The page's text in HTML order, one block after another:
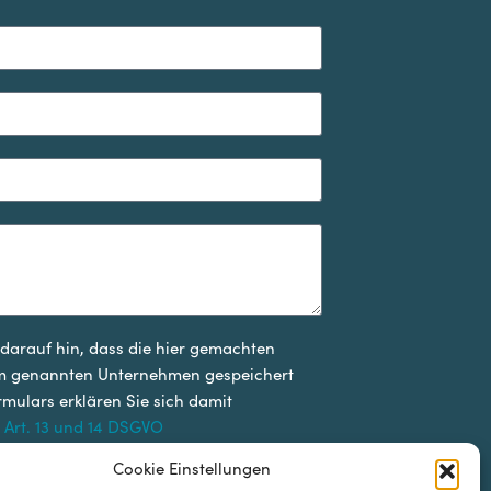
Cookie Einstellungen
hin, dass die hier gemachten
genannten Unternehmen gespeichert
erklären Sie sich damit
13 und 14 DSGVO